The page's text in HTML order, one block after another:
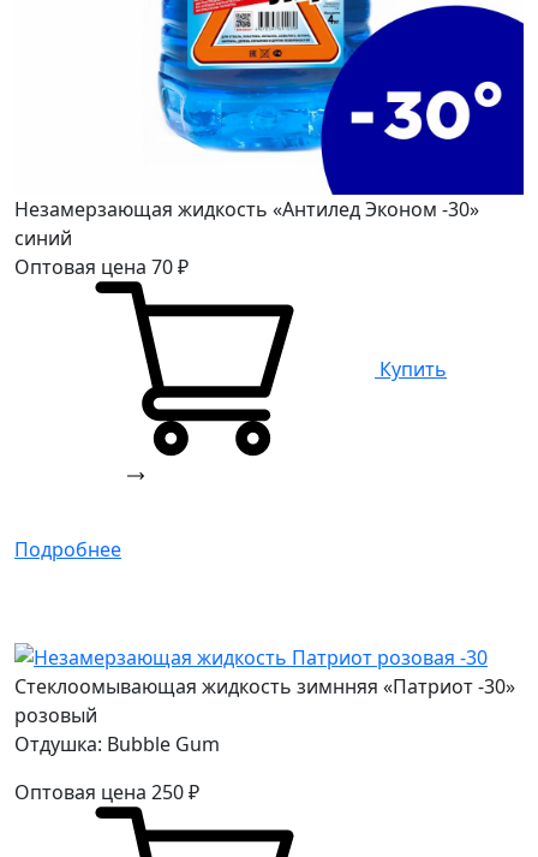
Незамерзающая жидкость «Антилед Эконом -30»
синий
Оптовая цена 70₽
Купить
Подробнее
Стеклоомывающая жидкость зимнняя «Патриот -30»
розовый
Отдушка: Bubble Gum
Оптовая цена 250₽